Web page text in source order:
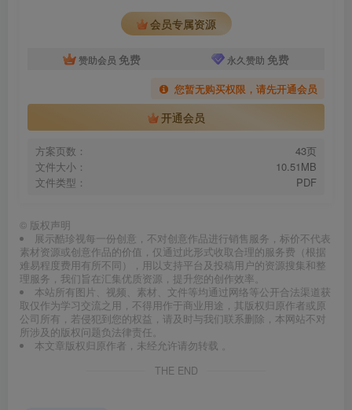
会员专属资源
赞助会员 免费 永久赞助 免费
您暂无购买权限，请先开通会员
开通会员
方案页数：
43页
文件大小：
10.51MB
文件类型：
PDF
© 版权声明
展示酷珍视每一份创意，不对创意作品进行销售服务，标价不代表
素材资源或创意作品的价值，仅通过此形式收取合理的服务费（根据
难易程度费用有所不同），用以支持平台及投稿用户的资源搜集和整
理服务，我们旨在汇集优质资源，提升您的创作效率。
本站所有图片、视频、素材、文件等均通过网络等公开合法渠道获
取仅作为学习交流之用，不得用作于商业用途，其版权归原作者或原
公司所有，若侵犯到您的权益，请及时与我们联系删除，本网站不对
所涉及的版权问题负法律责任。
本文章版权归原作者，未经允许请勿转载 。
THE END